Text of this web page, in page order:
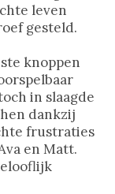
leven
gesteld.
knoppen
in slaagde
dankzij
frustraties
en Matt.